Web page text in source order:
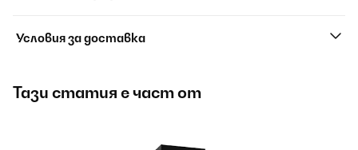
Условия за доставка
Тази статия е част от